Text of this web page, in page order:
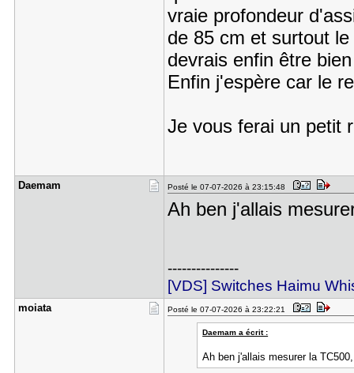
vraie profondeur
de 85 cm et surtout
devrais enfin être
Enfin j'espère car le
Je vous ferai un petit
Daemam Posté le 07-07-2026 à 23:15:48
Ah ben j'allais
---------------
[VDS] Switches Haimu
moiata Posté le 07-07-2026 à 23:22:21
Daemam a écrit :
Ah ben j'allais mesurer la